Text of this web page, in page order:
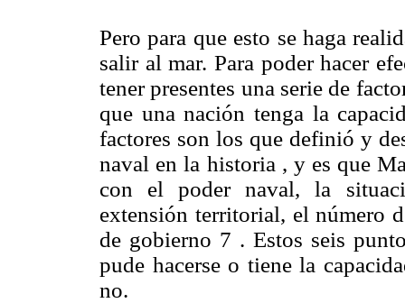
Pero para que esto se haga
salir al mar. Para poder hacer
tener presentes una serie de
que una nación tenga la
factores son los que definió y
naval en la historia , y es que
con el poder naval, la
extensión territorial, el número
de gobierno 7 . Estos seis
pude hacerse o tiene la
no.